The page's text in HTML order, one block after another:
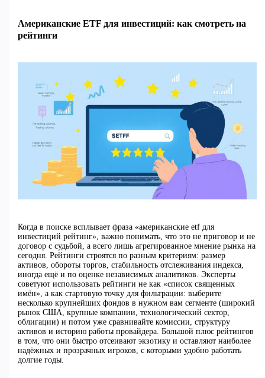
Американские ETF для инвестиций: как смотреть на
рейтинги
Когда в поиске всплывает фраза «американские etf для
инвестиций рейтинг», важно понимать, что это не приговор и не
договор с судьбой, а всего лишь агрегированное мнение рынка на
сегодня. Рейтинги строятся по разным критериям: размер
активов, обороты торгов, стабильность отслеживания индекса,
иногда ещё и по оценке независимых аналитиков. Эксперты
советуют использовать рейтинги не как «список священных
имён», а как стартовую точку для фильтрации: выберите
несколько крупнейших фондов в нужном вам сегменте (широкий
рынок США, крупные компании, технологический сектор,
облигации) и потом уже сравнивайте комиссии, структуру
активов и историю работы провайдера. Большой плюс рейтингов
в том, что они быстро отсеивают экзотику и оставляют наиболее
надёжных и прозрачных игроков, с которыми удобно работать
долгие годы.